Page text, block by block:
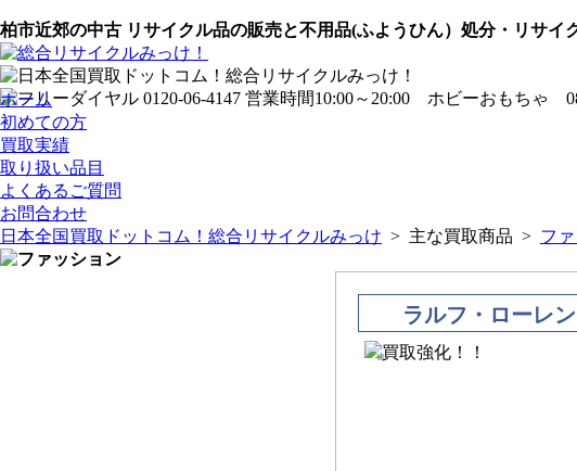
柏市近郊の中古 リサイクル品の販売と不用品(ふようひん）処分・リサ
ホーム
初めての方
買取実績
取り扱い品目
よくあるご質問
お問合わせ
日本全国買取ドットコム！総合リサイクルみっけ > 主な買取商品 > フ
ラルフ・ローレ